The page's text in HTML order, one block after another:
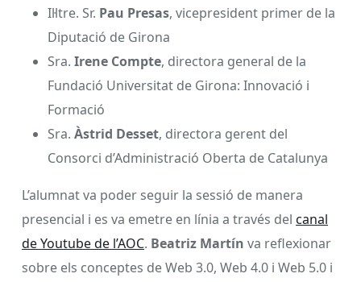
Il·ltre. Sr. Pau Presas, vicepresident primer de la
Diputació de Girona
Sra. Irene Compte, directora general de la
Fundació Universitat de Girona: Innovació i
Formació
Sra. Àstrid Desset, directora gerent del
Consorci d’Administració Oberta de Catalunya
L’alumnat va poder seguir la sessió de manera
presencial i es va emetre en línia a través del canal
de Youtube de l’AOC. Beatriz Martín va reflexionar
sobre els conceptes de Web 3.0, Web 4.0 i Web 5.0 i